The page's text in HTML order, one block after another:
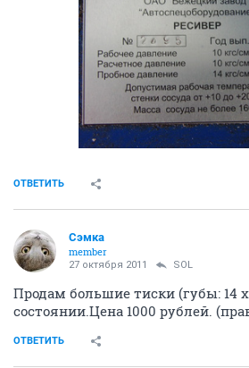
ОТВЕТИТЬ
Сэмка
member
27 октября 2011 SOL
Продам большие тиски (губы: 14
состоянии.Цена 1000 рублей.
ОТВЕТИТЬ